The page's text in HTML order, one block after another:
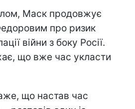
Маск продовжує
про ризик
війни з боку Росії.
що вже час укласти
що настав час